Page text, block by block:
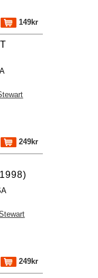
149kr
249kr
249kr